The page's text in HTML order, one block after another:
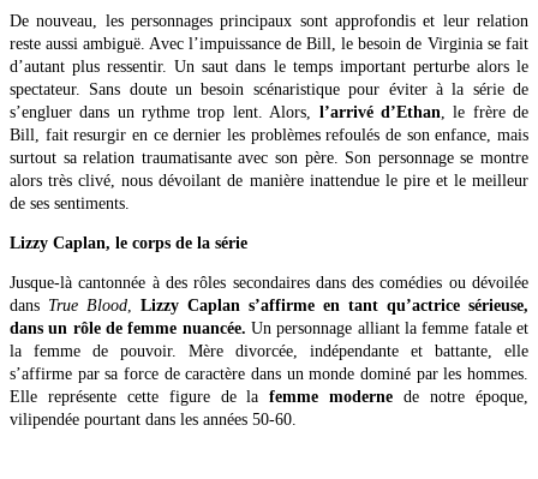
De nouveau, les personnages principaux sont approfondis et leur relation
reste aussi ambiguë. Avec l’impuissance de Bill, le besoin de Virginia se fait
d’autant plus ressentir. Un saut dans le temps important perturbe alors le
spectateur. Sans doute un besoin scénaristique pour éviter à la série de
s’engluer dans un rythme trop lent. Alors, l’arrivé d’Ethan, le frère de
Bill, fait resurgir en ce dernier les problèmes refoulés de son enfance, mais
surtout sa relation traumatisante avec son père. Son personnage se montre
alors très clivé, nous dévoilant de manière inattendue le pire et le meilleur
de ses sentiments.
Lizzy Caplan, le corps de la série
Jusque-là cantonnée à des rôles secondaires dans des comédies ou dévoilée
dans True Blood, Lizzy Caplan s’affirme en tant qu’actrice sérieuse,
dans un rôle de femme nuancée. Un personnage alliant la femme fatale et
la femme de pouvoir. Mère divorcée, indépendante et battante, elle
s’affirme par sa force de caractère dans un monde dominé par les hommes.
Elle représente cette figure de lafemme moderne de notre époque,
vilipendée pourtant dans les années 50-60.